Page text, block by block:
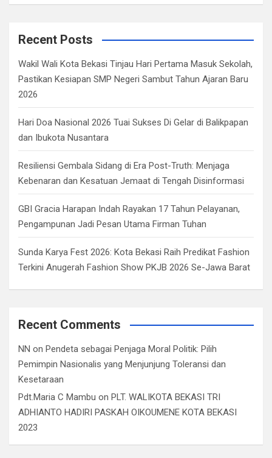
a
c
Recent Posts
Wakil Wali Kota Bekasi Tinjau Hari Pertama Masuk Sekolah,
Pastikan Kesiapan SMP Negeri Sambut Tahun Ajaran Baru
2026
Hari Doa Nasional 2026 Tuai Sukses Di Gelar di Balikpapan
dan Ibukota Nusantara
Resiliensi Gembala Sidang di Era Post-Truth: Menjaga
Kebenaran dan Kesatuan Jemaat di Tengah Disinformasi
GBI Gracia Harapan Indah Rayakan 17 Tahun Pelayanan,
Pengampunan Jadi Pesan Utama Firman Tuhan
Sunda Karya Fest 2026: Kota Bekasi Raih Predikat Fashion
Terkini Anugerah Fashion Show PKJB 2026 Se-Jawa Barat
Recent Comments
NN on Pendeta sebagai Penjaga Moral Politik: Pilih
Pemimpin Nasionalis yang Menjunjung Toleransi dan
Kesetaraan
Pdt.Maria C Mambu on PLT. WALIKOTA BEKASI TRI
ADHIANTO HADIRI PASKAH OIKOUMENE KOTA BEKASI
2023